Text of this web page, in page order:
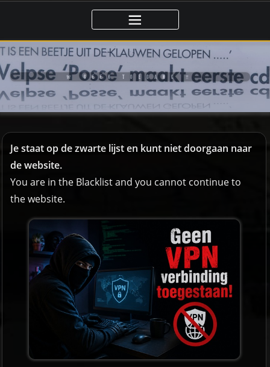
de
inhoud
🚨 GEEN TOEGANG ‼️
Je staat op de zwarte lijst en kunt niet doorgaan naar
de website.
You are in the Blacklist and you cannot continue to
the website.